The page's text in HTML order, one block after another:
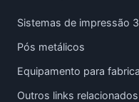
Sistemas de impressão
Pós metálicos
Equipamento para
Outros links relacionados